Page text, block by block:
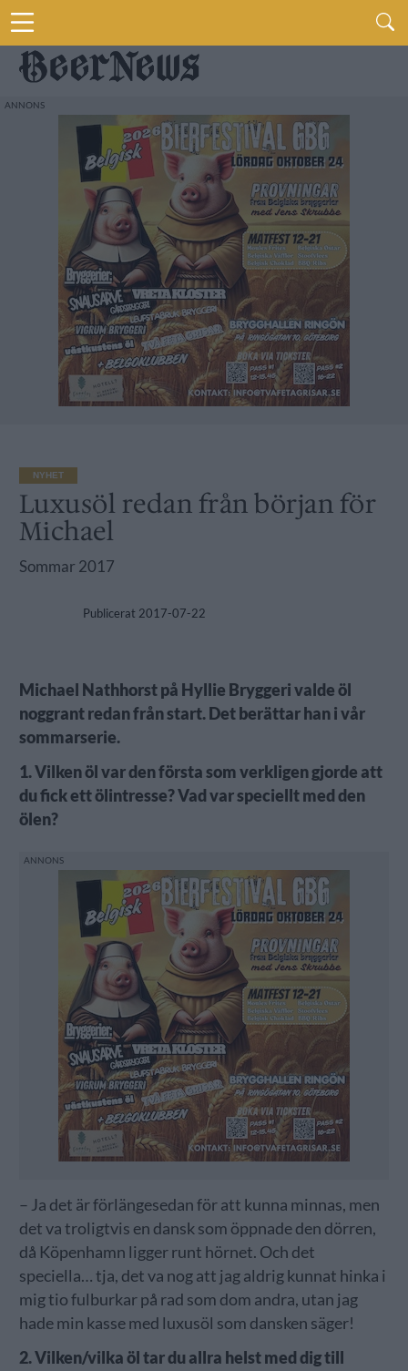
NYHET
Luxusöl redan från början för
Michael
Sommar 2017
Publicerat 2017-07-22
Michael Nathhorst på Hyllie Bryggeri valde öl
noggrant redan från start. Det berättar han i vår
sommarserie.
1. Vilken öl var den första som verkligen gjorde att
du fick ett ölintresse? Vad var speciellt med den
ölen?
– Ja det är förlängesedan för att kunna minnas, men
det va troligtvis en dansk som öppnade den dörren,
då Köpenhamn ligger runt hörnet. Och det
speciella… tja, det va nog att jag aldrig kunnat hinka i
mig tio fulburkar på rad som dom andra, utan jag
hade min kasse med luxusöl som dansken säger!
2. Vilken/vilka öl tar du allra helst med dig till